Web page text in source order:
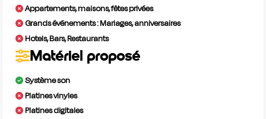
Appartements, maisons, fêtes privées
Grands événements : Mariages, anniversaires
Hotels, Bars, Restaurants
Matériel proposé
Système son
Platines vinyles
Platines digitales